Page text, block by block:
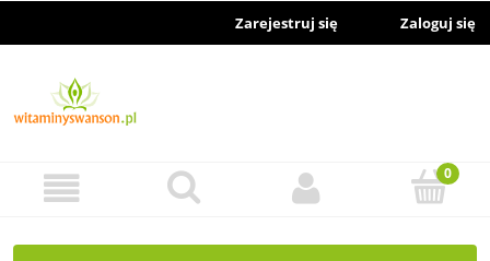
Zarejestruj się Zaloguj się